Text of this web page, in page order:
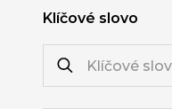
Klíčové slovo